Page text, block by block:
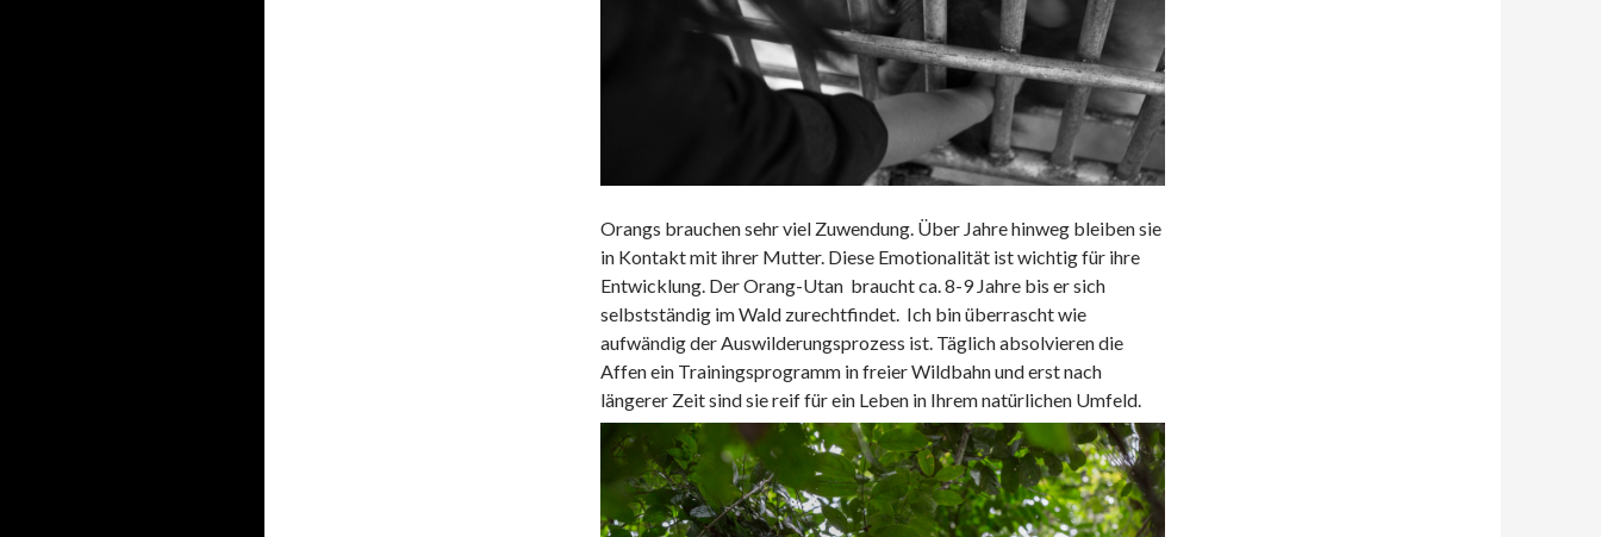
Orangs brauchen sehr viel Zuwendung. Über Jahre hinweg bleiben sie
in Kontakt mit ihrer Mutter. Diese Emotionalität ist wichtig für ihre
Entwicklung. Der Orang-Utan braucht ca. 8-9 Jahre bis er sich
selbstständig im Wald zurechtfindet. Ich bin überrascht wie
aufwändig der Auswilderungsprozess ist. Täglich absolvieren die
Affen ein Trainingsprogramm in freier Wildbahn und erst nach
längerer Zeit sind sie reif für ein Leben in Ihrem natürlichen Umfeld.